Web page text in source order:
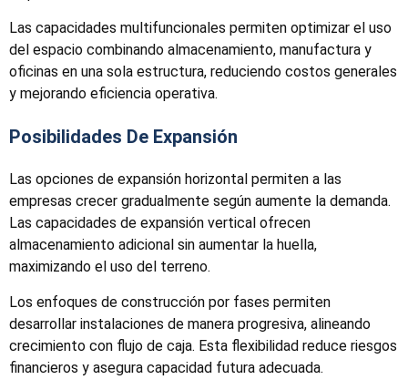
Las capacidades multifuncionales permiten optimizar el uso
del espacio combinando almacenamiento, manufactura y
oficinas en una sola estructura, reduciendo costos generales
y mejorando eficiencia operativa.
Posibilidades De Expansión
Las opciones de expansión horizontal permiten a las
empresas crecer gradualmente según aumente la demanda.
Las capacidades de expansión vertical ofrecen
almacenamiento adicional sin aumentar la huella,
maximizando el uso del terreno.
Los enfoques de construcción por fases permiten
desarrollar instalaciones de manera progresiva, alineando
crecimiento con flujo de caja. Esta flexibilidad reduce riesgos
financieros y asegura capacidad futura adecuada.